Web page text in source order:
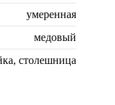
умеренная
медовый
столешница